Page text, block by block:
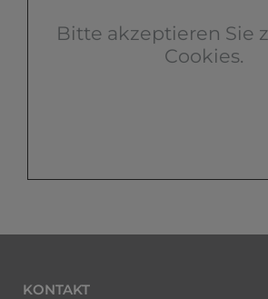
Bitte akzeptieren Sie
Cookies.
KONTAKT